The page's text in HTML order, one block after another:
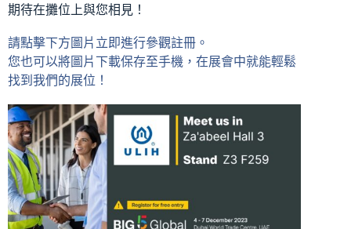
期待在攤位上與您相見！
請點擊下方圖片立即進行參觀註冊。
您也可以將圖片下載保存至手機，在展會中就能輕鬆
找到我們的展位！